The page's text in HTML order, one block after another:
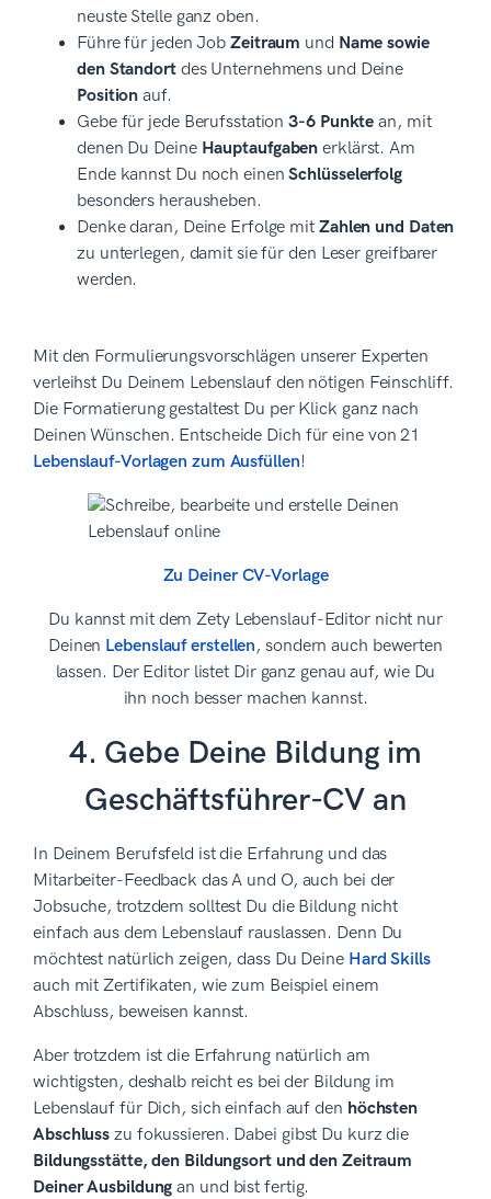
neuste Stelle ganz oben.
Führe für jeden Job Zeitraum und Name sowie
den Standort des Unternehmens und Deine
Position auf.
Gebe für jede Berufsstation 3-6 Punkte an, mit
denen Du Deine Hauptaufgaben erklärst. Am
Ende kannst Du noch einenSchlüsselerfolg
besonders herausheben.
Denke daran, Deine Erfolge mit Zahlen und Daten
zu unterlegen, damit sie für den Leser greifbarer
werden.
Mit den Formulierungsvorschlägen unserer Experten
verleihst Du Deinem Lebenslauf den nötigen Feinschliff.
Die Formatierung gestaltest Du per Klick ganz nach
Deinen Wünschen. Entscheide Dich für eine von 21
Lebenslauf-Vorlagen zum Ausfüllen!
Zu Deiner CV-Vorlage
Du kannst mit dem Zety Lebenslauf-Editor nicht nur
Deinen Lebenslauf erstellen, sondern auch bewerten
lassen. Der Editor listet Dir ganz genau auf, wie Du
ihn noch besser machen kannst.
4. Gebe Deine Bildung im
Geschäftsführer-CV an
In Deinem Berufsfeld ist die Erfahrung und das
Mitarbeiter-Feedback das A und O, auch bei der
Jobsuche, trotzdem solltest Du die Bildung nicht
einfach aus dem Lebenslauf rauslassen. Denn Du
möchtest natürlich zeigen, dass Du Deine Hard Skills
auch mit Zertifikaten, wie zum Beispiel einem
Abschluss, beweisen kannst.
Aber trotzdem ist die Erfahrung natürlich am
wichtigsten, deshalb reicht es bei der Bildung im
Lebenslauf für Dich, sich einfach auf den höchsten
Abschluss zu fokussieren. Dabei gibst Du kurz die
Bildungsstätte, den Bildungsort und den Zeitraum
Deiner Ausbildung an und bist fertig.